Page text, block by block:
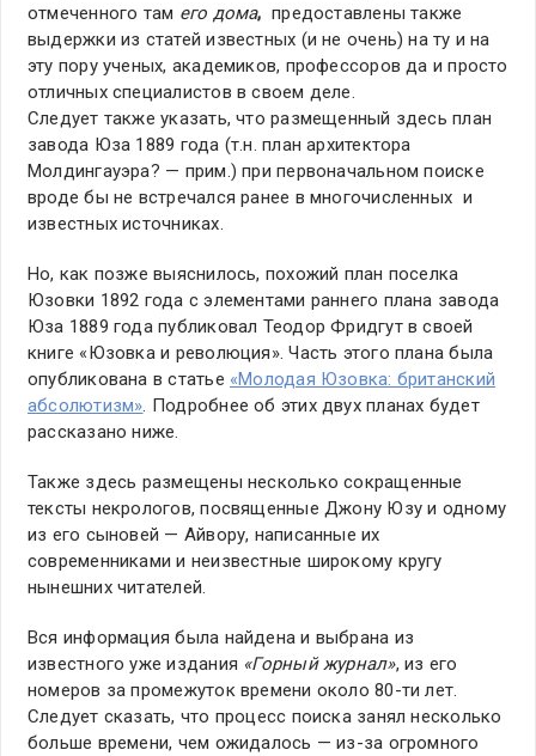
отмеченного там его дома, предоставлены также
выдержки из статей известных (и не очень) на ту и на
эту пору ученых, академиков, профессоров да и просто
отличных специалистов в своем деле.
Следует также указать, что размещенный здесь план
завода Юза 1889 года (т.н. план архитектора
Молдингауэра? — прим.) при первоначальном поиске
вроде бы не встречался ранее в многочисленных и
известных источниках.
Но, как позже выяснилось, похожий план поселка
Юзовки 1892 года с элементами раннего плана завода
Юза 1889 года публиковал Теодор Фридгут в своей
книге «Юзовка и революция». Часть этого плана была
опубликована в статье «Молодая Юзовка: британский
абсолютизм». Подробнее об этих двух планах будет
рассказано ниже.
Также здесь размещены несколько сокращенные
тексты некрологов, посвященные Джону Юзу и одному
из его сыновей — Айвору, написанные их
современниками и неизвестные широкому кругу
нынешних читателей.
Вся информация была найдена и выбрана из
известного уже издания «Горный журнал», из его
номеров за промежуток времени около 80-ти лет.
Следует сказать, что процесс поиска занял несколько
больше времени, чем ожидалось — из-за огромного